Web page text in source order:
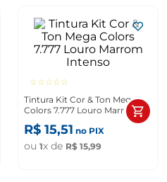
☆☆☆☆☆
Tintura Kit Cor & Ton Mega
Colors 7.777 Louro Marrom
Intenso
R$ 15,51 no PIX
ou 1x de R$ 15,99